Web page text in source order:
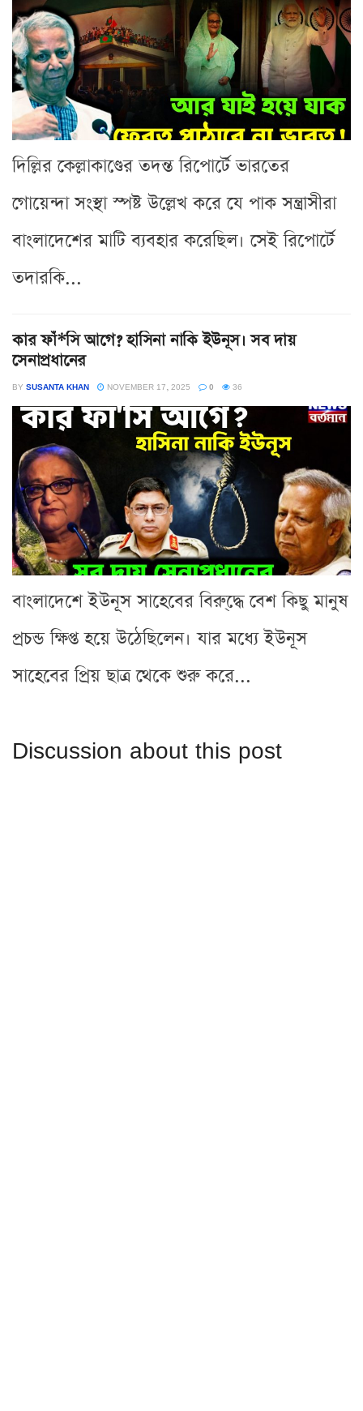
দিল্লির কেল্লাকাণ্ডের তদন্ত রিপোর্টে ভারতের
গোয়েন্দা সংস্থা স্পষ্ট উল্লেখ করে যে পাক সন্ত্রাসীরা
বাংলাদেশের মাটি ব্যবহার করেছিল। সেই রিপোর্টে
তদারকি...
কার ফাঁ*সি আগে? হাসিনা নাকি ইউনূস। সব দায়
সেনাপ্রধানের
BY SUSANTA KHAN NOVEMBER 17, 2025 0 36
বাংলাদেশে ইউনূস সাহেবের বিরু্দ্ধে বেশ কিছু মানুষ
প্রচন্ড ক্ষিপ্ত হয়ে উঠেছিলেন। যার মধ্যে ইউনূস
সাহেবের প্রিয় ছাত্র থেকে শুরু করে...
Discussion about this post